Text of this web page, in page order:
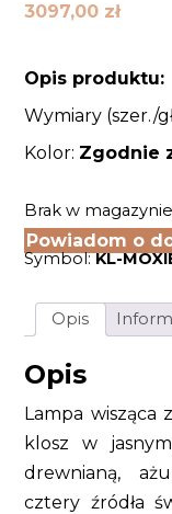
3097,00 zł
Opis produktu:
Wymiary (szer./
Kolor: Zgodnie
Brak w magazynie
Powiadom o
Symbol:KL-
Opis
Opis
Lampa wisząca
klosz w
drewnianą,
cztery źródła